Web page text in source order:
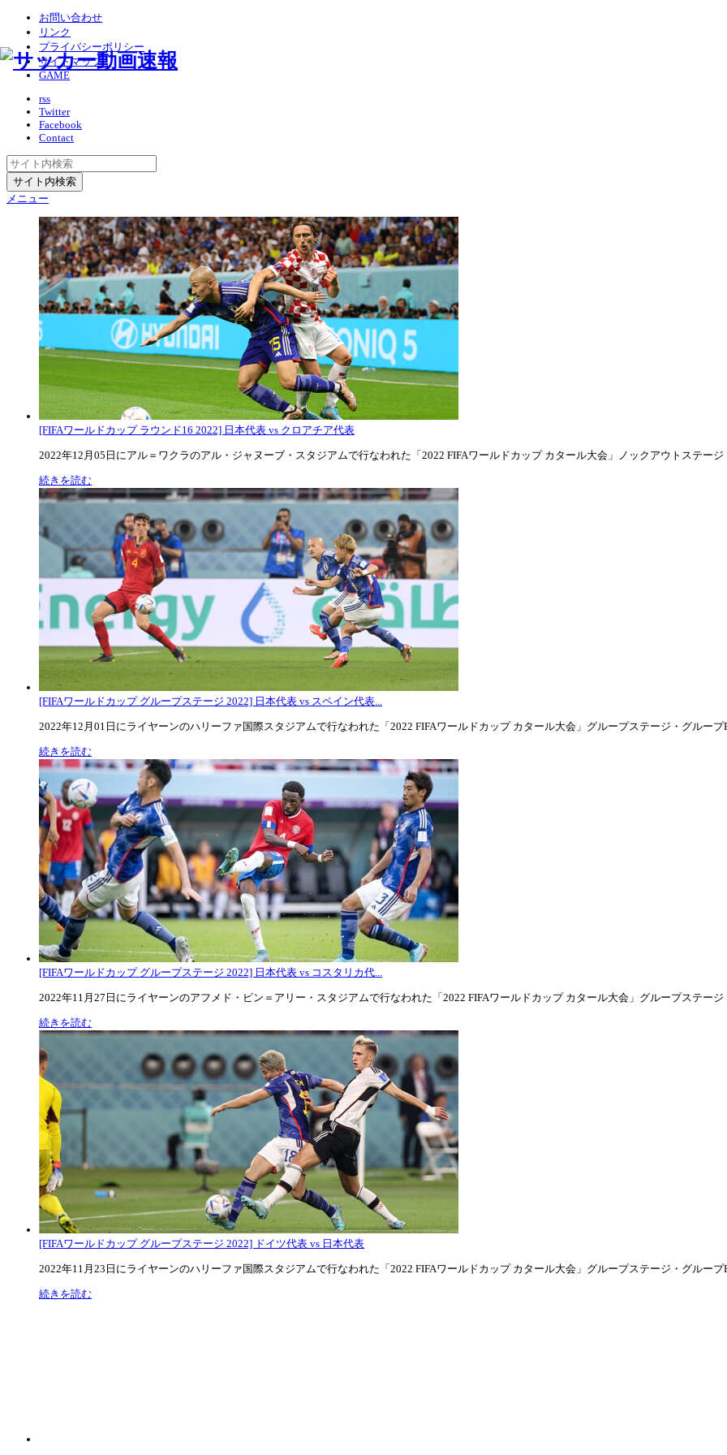
お問い合わせ
リンク
プライバシーポリシー
サイトマップ
GAME
rss
Twitter
Facebook
Contact
メニュー
[FIFAワールドカップ ラウンド16 2022] 日本代表 vs クロアチア代表
2022年12月05日にアル＝ワクラのアル・ジャヌーブ・スタジアムで行なわれた「2022 FIFAワールドカップ カタール大会」ノックアウトステージ
続きを読む
[FIFAワールドカップ グループステージ 2022] 日本代表 vs スペイン代表...
2022年12月01日にライヤーンのハリーファ国際スタジアムで行なわれた「2022 FIFAワールドカップ カタール大会」グループステージ・グループ
続きを読む
[FIFAワールドカップ グループステージ 2022] 日本代表 vs コスタリカ代...
2022年11月27日にライヤーンのアフメド・ビン＝アリー・スタジアムで行なわれた「2022 FIFAワールドカップ カタール大会」グループステージ
続きを読む
[FIFAワールドカップ グループステージ 2022] ドイツ代表 vs 日本代表
2022年11月23日にライヤーンのハリーファ国際スタジアムで行なわれた「2022 FIFAワールドカップ カタール大会」グループステージ・グループ
続きを読む